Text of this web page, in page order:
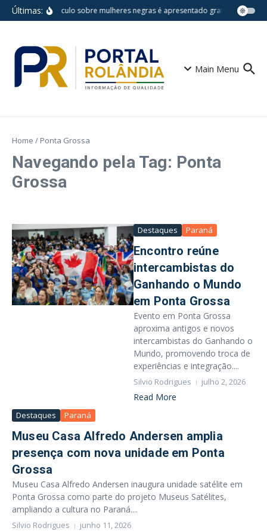
Ir para o conteúdo
Últimas:Espetáculo sobre mulheres negras é apresentado gratuitamente
Main Menu
Home / Ponta Grossa
Navegando pela Tag: Ponta
Grossa
Destaques Paraná
Encontro reúne
intercambistas do
Ganhando o Mundo
em Ponta Grossa
Evento em Ponta Grossa
aproxima antigos e novos
intercambistas do Ganhando o
Mundo, promovendo troca de
experiências e integração....
Silvio Rodrigues julho 2, 2026
Read More
Destaques Paraná
Museu Casa Alfredo Andersen amplia
presença com nova unidade em Ponta
Grossa
Museu Casa Alfredo Andersen inaugura unidade satélite em
Ponta Grossa como parte do projeto Museus Satélites,
ampliando a cultura no Paraná....
Silvio Rodrigues junho 11, 2026